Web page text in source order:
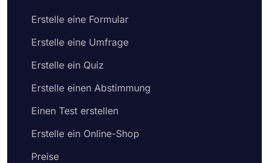
Erstelle eine Formular
Erstelle eine Umfrage
Erstelle ein Quiz
Erstelle einen Abstimmung
Einen Test erstellen
Erstelle ein Online-Shop
Preise